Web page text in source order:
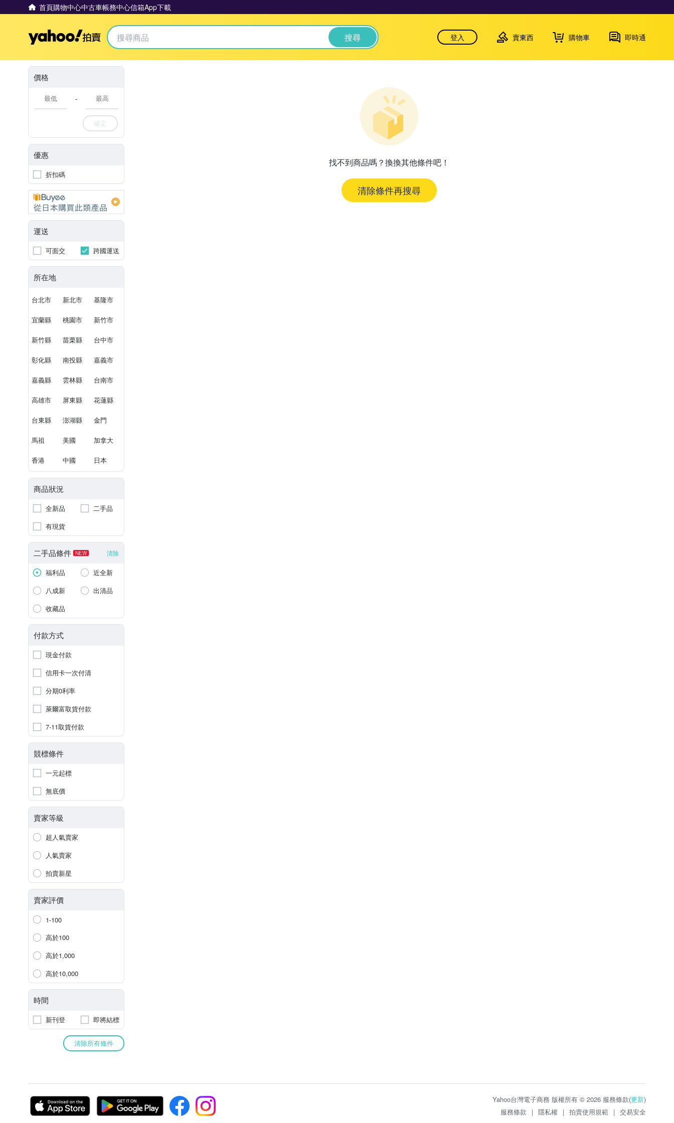
首頁購物中心中古車帳務中心信箱App下載
Yahoo拍賣 搜尋 登入 賣東西 購物車 即時通
價格
-
確定
優惠
折扣碼
運送
可面交 跨國運送
所在地
台北市 新北市 基隆市
宜蘭縣 桃園市 新竹市
新竹縣 苗栗縣 台中市
彰化縣 南投縣 嘉義市
嘉義縣 雲林縣 台南市
高雄市 屏東縣 花蓮縣
台東縣 澎湖縣 金門
馬祖 美國 加拿大
香港 中國 日本
商品狀況
全新品
二手品
有現貨
二手品條件 NEW 清除
福利品
近全新
八成新
出清品
收藏品
付款方式
現金付款
信用卡一次付清
分期0利率
萊爾富取貨付款
7-11取貨付款
競標條件
一元起標
無底價
賣家等級
超人氣賣家
人氣賣家
拍賣新星
賣家評價
1-100
高於100
高於1,000
高於10,000
時間
新刊登 即將結標
清除所有條件
找不到商品嗎？換換其他條件吧！
清除條件再搜尋
Yahoo台灣電子商務 版權所有 © 2026 服務條款(更新)
服務條款
| 隱私權 | 拍賣使用規範 | 交易安全